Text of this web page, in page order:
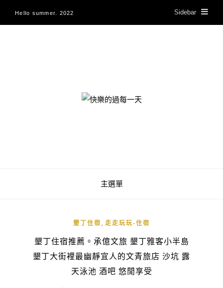
Hello summer. 2022 Sidebar
快樂的過每一天
主選單
墾丁住宿 走走玩玩-住宿
墾丁住宿推薦。承億文旅 墾丁雅客小半島
墾丁大街裡最幽靜宜人的文青旅店 沙坑 露
天泳池 酒吧 悠閒享受